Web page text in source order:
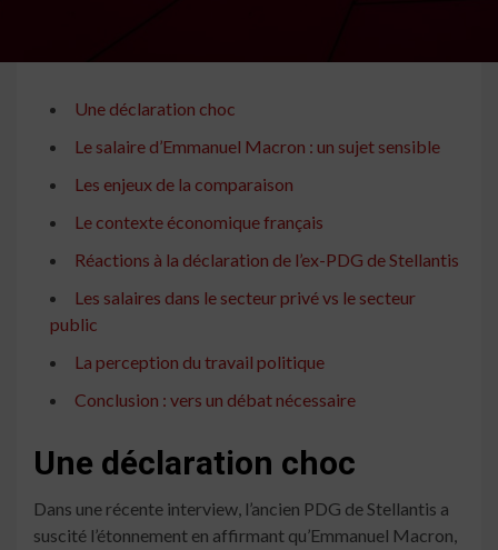
Une déclaration choc
Le salaire d’Emmanuel Macron : un sujet sensible
Les enjeux de la comparaison
Le contexte économique français
Réactions à la déclaration de l’ex-PDG de Stellantis
Les salaires dans le secteur privé vs le secteur
public
La perception du travail politique
Conclusion : vers un débat nécessaire
Une déclaration choc
Dans une récente interview, l’ancien PDG de Stellantis a
suscité l’étonnement en affirmant qu’Emmanuel Macron,